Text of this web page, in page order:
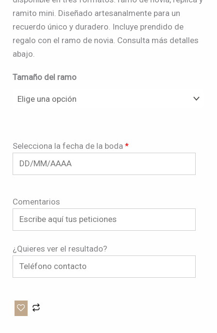
ramito mini. Diseñado artesanalmente para un
recuerdo único y duradero. Incluye prendido de
regalo con el ramo de novia. Consulta más detalles
abajo.
Tamaño del ramo
Selecciona la fecha de la boda *
Comentarios
¿Quieres ver el resultado?